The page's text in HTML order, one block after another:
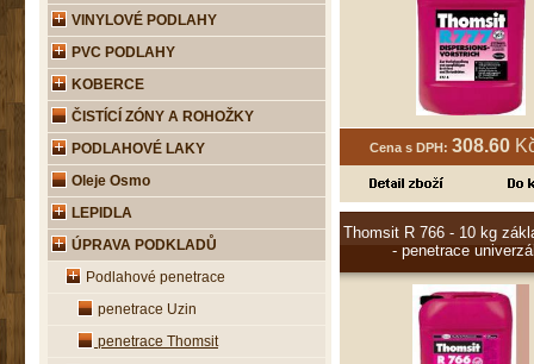
Cena s DPH: 308.60
Thomsit R 766 - 10 kg
- penetrace
VINYLOVÉ PODLAHY
PVC PODLAHY
KOBERCE
ČISTÍCÍ ZÓNY A ROHOŽKY
PODLAHOVÉ LAKY
Oleje Osmo
LEPIDLA
ÚPRAVA PODKLADŮ
Podlahové penetrace
penetrace Uzin
penetrace Thomsit